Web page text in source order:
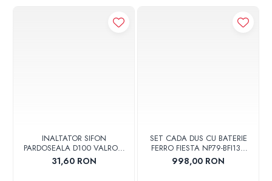
INALTATOR SIFON
PARDOSEALA D100 VALROM
17001900004
31,60 RON
SET CADA DUS CU BATERIE
FERRO FIESTA NP79-BFI13U
CROM
998,00 RON